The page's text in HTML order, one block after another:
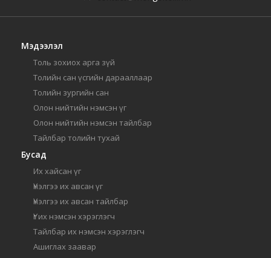
Мэдээлэл
Толь зохиох арга зүй
Толийн сан үсгийн дарааллаар
Толийн зургийн сан
Олон нийтийн нэмсэн үг
Олон нийтийн нэмсэн тайлбар
Тайлбар толийн тухай
Бусад
Их хайсан үг
Үнэлгээ их авсан үг
Үнэлгээ их авсан тайлбар
Үг их нэмсэн хэрэглэгч
Тайлбар их нэмсэн хэрэглэгч
Ашиглах заавар